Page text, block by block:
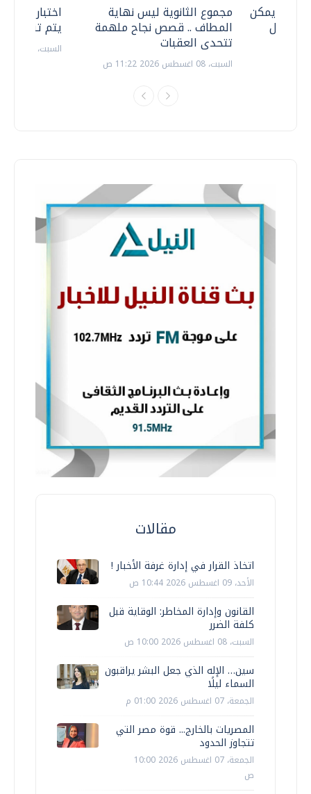
اختبارات
يتم
السبت، 18 يوليو 2026 09:22 ص
مجموع الثانوية ليس نهاية
المطاف .. قصص نجاح ملهمة
تتحدى العقبات
السبت، 08 اغسطس 2026 11:22 ص
.. هل يمكن
نتعامل
مقالات
اتخاذ القرار في إدارة غرفة الأخبار !
الأحد، 09 اغسطس 2026 10:44 ص
القانون وإدارة المخاطر: الوقاية قبل
كلفة الضرر
السبت، 08 اغسطس 2026 10:00 ص
سين… الإله الذي جعل البشر يراقبون
السماء ليلًا
الجمعة، 07 اغسطس 2026 01:00 م
المصريات بالخارج... قوة مصر التي
تتجاوز الحدود
الجمعة، 07 اغسطس 2026 10:00
ص